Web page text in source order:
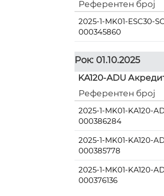
Референтен број
2025-1-MK01-ESC30-
000345860
Рок: 01.10.2025
KA120-ADU
Референтен број
2025-1-MK01-KA120-
000386284
2025-1-MK01-KA120-
000385778
2025-1-MK01-KA120-
000376136